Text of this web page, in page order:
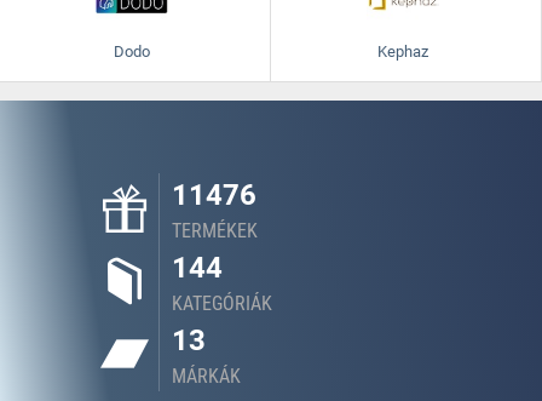
Dodo Kephaz
11476
TERMÉKEK
144
KATEGÓRIÁK
13
MÁRKÁK